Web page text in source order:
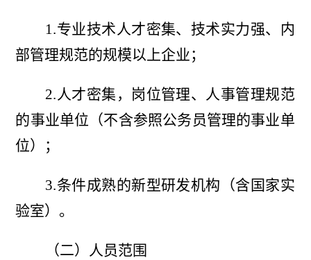
1.专业技术人才密集、技术实力强、内
部管理规范的规模以上企业；
2.人才密集，岗位管理、人事管理规范
的事业单位（不含参照公务员管理的事业单
位）；
3.条件成熟的新型研发机构（含国家实
验室）。
（二）人员范围